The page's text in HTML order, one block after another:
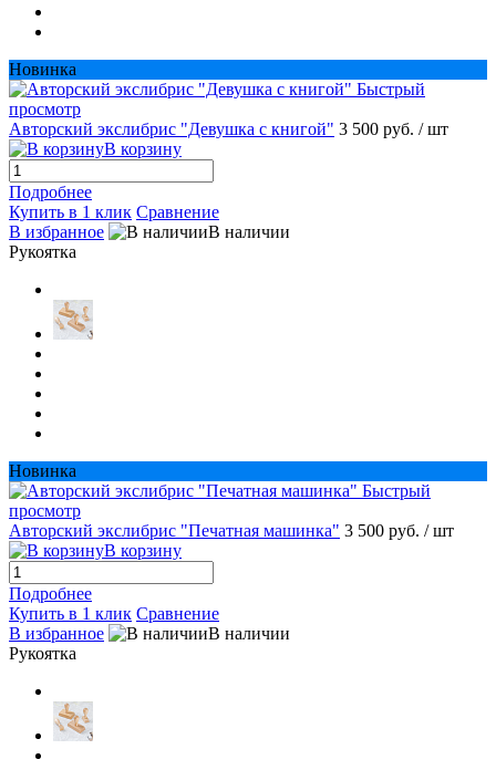
Новинка
Быстрый
просмотр
Авторский экслибрис "Девушка с книгой" 3 500 руб. / шт
В корзину
Подробнее
Купить в 1 клик Сравнение
В избранное
В наличии
Рукоятка
Новинка
Быстрый
просмотр
Авторский экслибрис "Печатная машинка" 3 500 руб. / шт
В корзину
Подробнее
Купить в 1 клик Сравнение
В избранное
В наличии
Рукоятка